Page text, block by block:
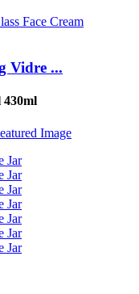
Vidre ...
430ml